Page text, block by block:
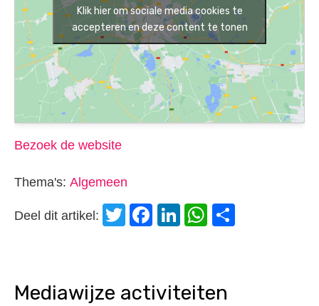
Klik hier om sociale media cookies te
accepteren en deze content te tonen
Bezoek de website
Thema's: Algemeen
Deel dit artikel: Twitter
Facebook
LinkedIn
WhatsApp
Mediawijze activiteiten